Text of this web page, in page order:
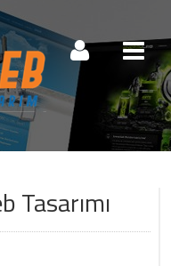
Tasarımı
Şifremi Unuttum!